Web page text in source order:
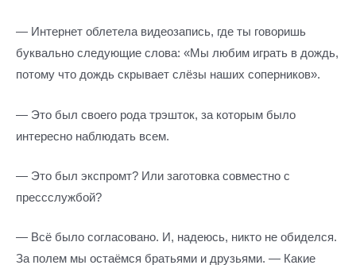
— Интернет облетела видеозапись, где ты говоришь
буквально следующие слова: «Мы любим играть в дождь,
потому что дождь скрывает слёзы наших соперников».
— Это был своего рода трэшток, за которым было
интересно наблюдать всем.
— Это был экспромт? Или заготовка совместно с
прессслужбой?
— Всё было согласовано. И, надеюсь, никто не обиделся.
За полем мы остаёмся братьями и друзьями. — Какие